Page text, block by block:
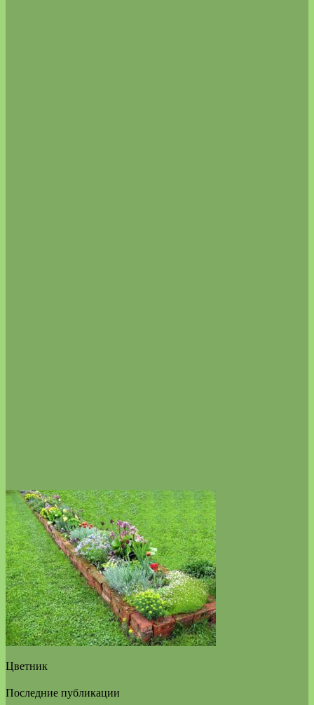
Цветник
Последние публикации